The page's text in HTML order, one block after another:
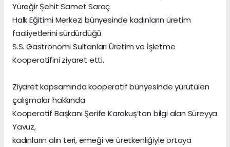
Yüreğir Şehit Samet Saraç
Halk Eğitimi Merkezi bünyesinde kadınların üretim
faaliyetlerini sürdürdüğü
S.S. Gastronomi Sultanları Üretim ve İşletme
Kooperatifini ziyaret etti.
Ziyaret kapsamında kooperatif bünyesinde yürütülen
çalışmalar hakkında
Kooperatif Başkanı Şerife Karakuş’tan bilgi alan Süreyya
Yavuz,
kadınların alın teri, emeği ve üretkenliğiyle ortaya